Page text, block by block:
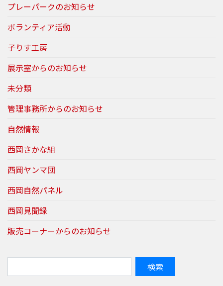
プレーパークのお知らせ
ボランティア活動
子りす工房
展示室からのお知らせ
未分類
管理事務所からのお知らせ
自然情報
西岡さかな組
西岡ヤンマ団
西岡自然パネル
西岡見聞録
販売コーナーからのお知らせ